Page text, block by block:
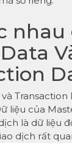
nhau
liệu của
là dữ liệu
dịch rất